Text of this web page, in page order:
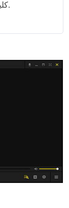
کلیدهای میانبر به هیچ وجه کار نمی کنند.